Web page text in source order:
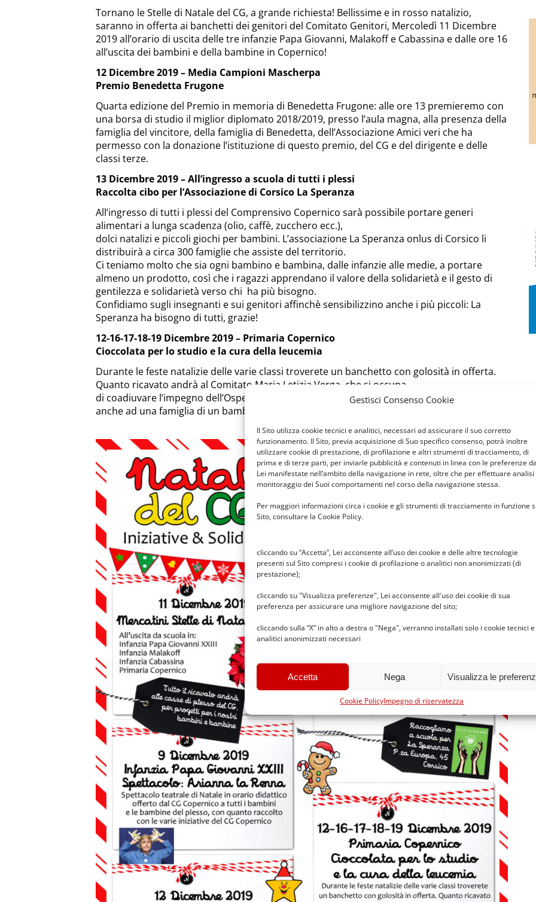
Gestisci Consenso Cookie
Il Sito utilizza cookie tecnici e analitici, necessari ad assicurare il suo corretto
funzionamento. Il Sito, previa acquisizione di Suo specifico consenso, potrà inoltre
utilizzare cookie di prestazione, di profilazione e altri strumenti di tracciamento, di
prima e di terze parti, per inviarle pubblicità e contenuti in linea con le preferenze
Lei manifestate nell’ambito della navigazione in rete, oltre che per effettuare analisi
monitoraggio dei Suoi comportamenti nel corso della navigazione stessa.
Per maggiori informazioni circa i cookie e gli strumenti di tracciamento in funzione
Sito, consultare la Cookie Policy.
cliccando su “Accetta”, Lei acconsente all’uso dei cookie e delle altre tecnologie
presenti sul Sito compresi i cookie di profilazione o analitici non anonimizzati (di
prestazione);
cliccando su "Visualizza preferenze", Lei acconsente all'uso dei cookie di sua
preferenza per assicurare una migliore navigazione del sito;
cliccando sulla “X” in alto a destra o "Nega", verranno installati solo i cookie tecnici e
analitici anonimizzati necessari
Accetta Nega Visualizza le
Cookie PolicyImpegno di riservatezza
Tornano le Stelle di Natale del CG, a grande richiesta! Bellissime e in rosso natalizio,
saranno in offerta ai banchetti dei genitori del Comitato Genitori, Mercoledì 11 Dicembre
2019 all’orario di uscita delle tre infanzie Papa Giovanni, Malakoff e Cabassina e dalle ore 16
all’uscita dei bambini e della bambine in Copernico!
12 Dicembre 2019 – Media Campioni Mascherpa
Premio Benedetta Frugone
Quarta edizione del Premio in memoria di Benedetta Frugone: alle ore 13 premieremo con
una borsa di studio il miglior diplomato 2018/2019, presso l’aula magna, alla presenza della
famiglia del vincitore, della famiglia di Benedetta, dell’Associazione Amici veri che ha
permesso con la donazione l’istituzione di questo premio, del CG e del dirigente e delle
classi terze.
13 Dicembre 2019 – All’ingresso a scuola di tutti i plessi
Raccolta cibo per l’Associazione di Corsico La Speranza
All’ingresso di tutti i plessi del Comprensivo Copernico sarà possibile portare generi
alimentari a lunga scadenza (olio, caffè, zucchero ecc.),
dolci natalizi e piccoli giochi per bambini. L’associazione La Speranza onlus di Corsico li
distribuirà a circa 300 famiglie che assiste del territorio.
Ci teniamo molto che sia ogni bambino e bambina, dalle infanzie alle medie, a portare
almeno un prodotto, così che i ragazzi apprendano il valore della solidarietà e il gesto di
gentilezza e solidarietà verso chi ha più bisogno.
Confidiamo sugli insegnanti e sui genitori affinchè sensibilizzino anche i più piccoli: La
Speranza ha bisogno di tutti, grazie!
12-16-17-18-19 Dicembre 2019 – Primaria Copernico
Cioccolata per lo studio e la cura della leucemia
Durante le feste natalizie delle varie classi troverete un banchetto con golosità in offerta.
Quanto ricavato andrà al Comitato Maria Letizia Verga, che si occupa
di coadiuvare l’impegno dell’Ospedale di Monza per la cura delle leucemie infantili, vicino
anche ad una famiglia di un bambino della nostra scuola